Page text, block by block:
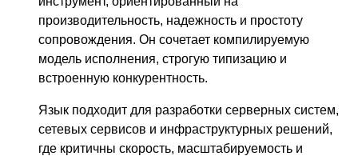
производительность, надежность и простоту
сопровождения. Он сочетает компилируемую
модель исполнения, строгую типизацию и
встроенную конкурентность.
Язык подходит для разработки серверных систем,
сетевых сервисов и инфраструктурных решений,
где критичны скорость, масштабируемость и